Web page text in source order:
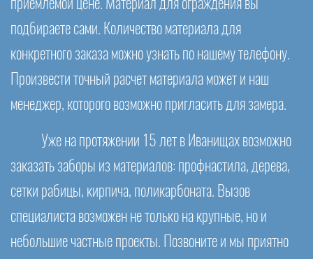
приемлемой цене. Материал для ограждения вы
подбираете сами. Количество материала для
конкретного заказа можно узнать по нашему телефону.
Произвести точный расчет материала может и наш
менеджер, которого возможно пригласить для замера.
Уже на протяжении 15 лет в Иванищах возможно
заказать заборы из материалов: профнастила, дерева,
сетки рабицы, кирпича, поликарбоната. Вызов
специалиста возможен не только на крупные, но и
небольшие частные проекты. Позвоните и мы приятно